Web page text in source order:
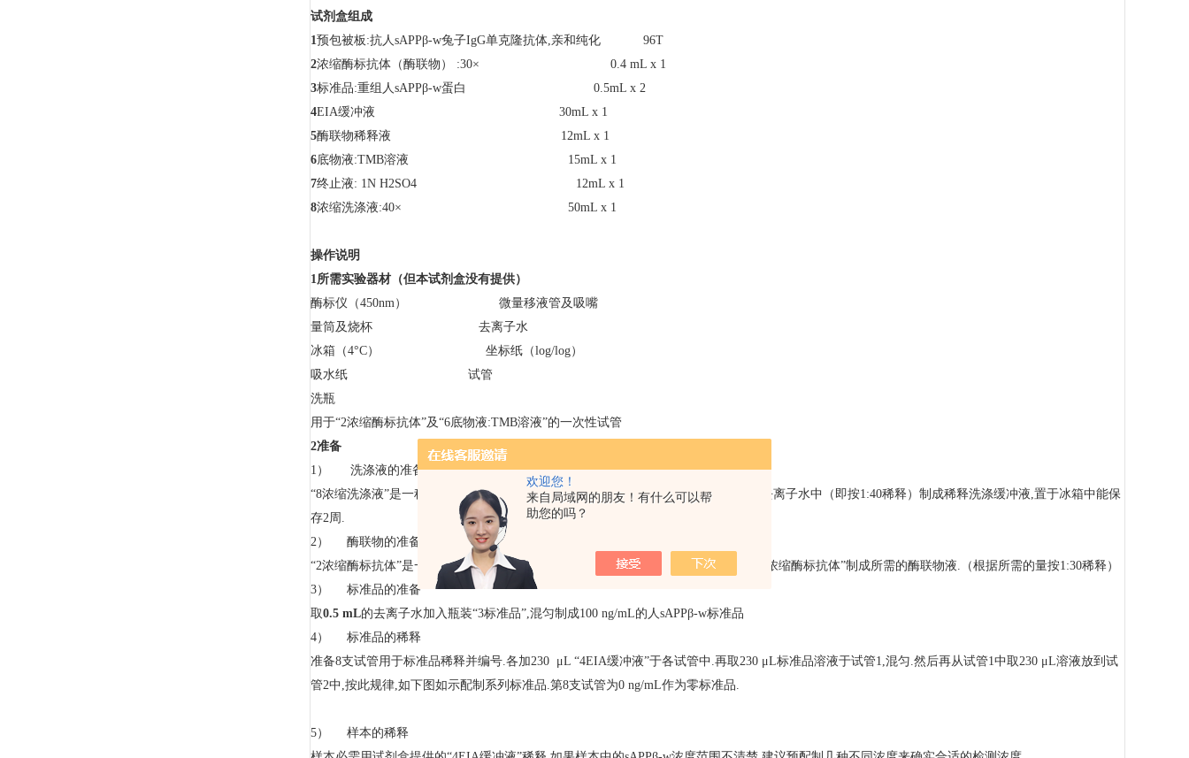
欢迎您！
来自局域网的朋友！有什么可以帮
助您的吗？
试剂盒组成
1预包被板:抗人sAPPβ-w兔子IgG单克隆抗体,亲和纯化 96T
2浓缩酶标抗体（酶联物） :30× 0.4 mL x 1
3标准品:重组人sAPPβ-w蛋白 0.5mL x 2
4EIA缓冲液 30mL x 1
5酶联物稀释液 12mL x 1
6底物液:TMB溶液 15mL x 1
7终止液: 1N H2SO4 12mL x 1
8浓缩洗涤液:40× 50mL x 1
操作说明
1所需实验器材 （但本试剂盒没有提供）
酶标仪（450nm） 微量移液管及吸嘴
量筒及烧杯 去离子水
冰箱（4°C） 坐标纸（log/log）
吸水纸 试管
洗瓶
用于“2浓缩酶标抗体”及“6底物液:TMB溶液”的一次性试管
2准备
1） 洗涤液的准备
“8浓缩洗涤液”是一种40倍的浓缩液.放置至室温后,把50 mL的浓缩液溶于1950 mL的去离子水中（即按1:40稀释）制成稀释洗涤缓冲液,置于冰箱中能保
存2周.
2） 酶联物的准备
“2浓缩酶标抗体”是一种30倍浓缩酶联物,使用一次的试管用“5酶联物稀释液” 稀释
2浓缩酶标抗体”制成所需的酶联物液.（根据所需的量按1:30稀释）
3） 标准品的准备
取0.5 mL的去离子水加入瓶装“3标准品”,混匀制成100 ng/mL的人sAPPβ-w标准品
4） 标准品的稀释
准备8支试管用于标准品稀释并编号.各加230 μL “4EIA缓冲液”于各试管中.再取230 μL标准品溶液于试管1,混匀.然后再从试管1中取230 μL溶液放到试
管2中,按此规律,如下图如示配制系列标准品.第8支试管为0 ng/mL作为零标准品.
5） 样本的稀释